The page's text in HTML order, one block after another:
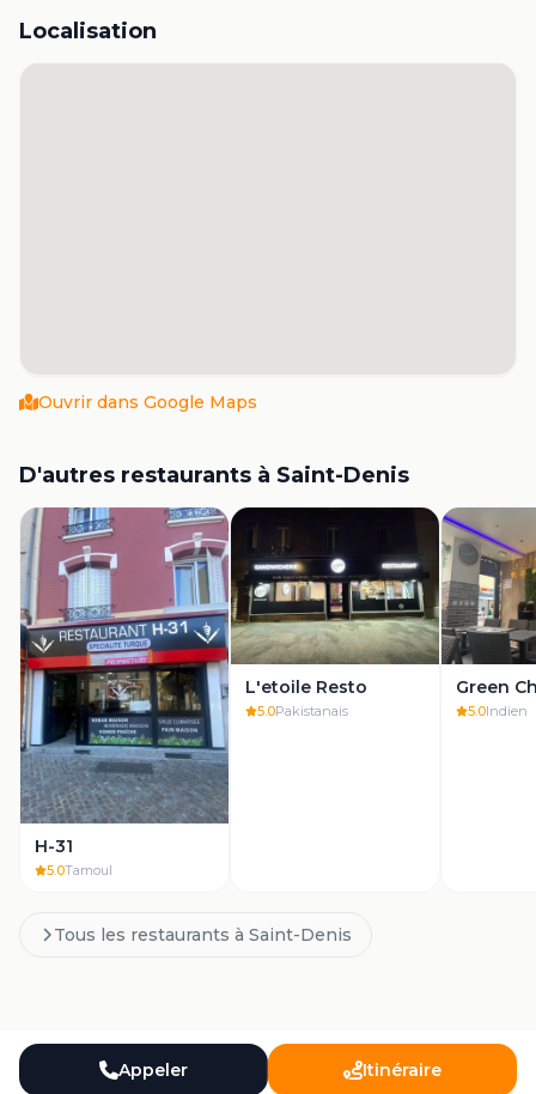
Appeler Itinéraire
Localisation
Ouvrir dans Google Maps
D'autres restaurants à Saint-Denis
H-31
5.0Tamoul
L'etoile Resto
5.0Pakistanais
Green
5.0Indien
Tous les restaurants à Saint-Denis